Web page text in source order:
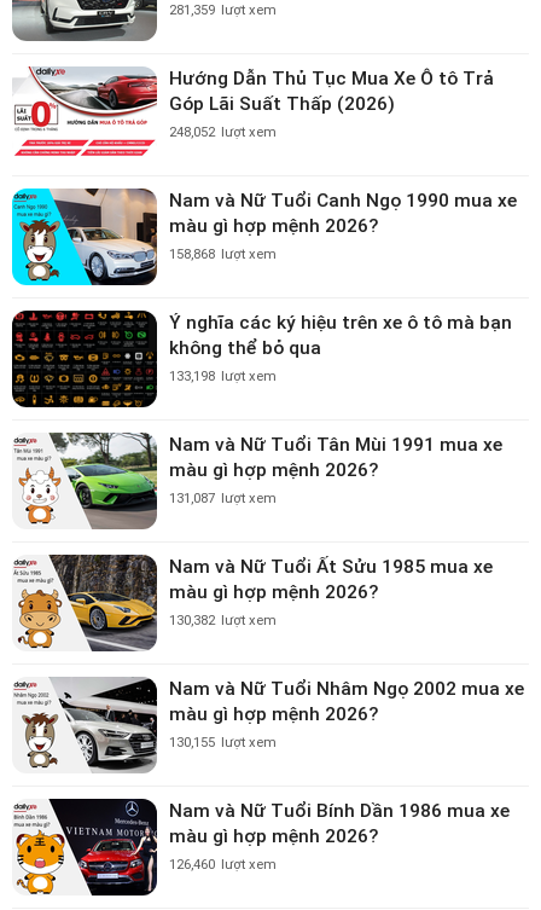
281,359 lượt xem
Hướng Dẫn Thủ Tục Mua Xe Ô tô Trả
Góp Lãi Suất Thấp (2026)
248,052 lượt xem
Nam và Nữ Tuổi Canh Ngọ 1990 mua xe
màu gì hợp mệnh 2026?
158,868 lượt xem
Ý nghĩa các ký hiệu trên xe ô tô mà bạn
không thể bỏ qua
133,198 lượt xem
Nam và Nữ Tuổi Tân Mùi 1991 mua xe
màu gì hợp mệnh 2026?
131,087 lượt xem
Nam và Nữ Tuổi Ất Sửu 1985 mua xe
màu gì hợp mệnh 2026?
130,382 lượt xem
Nam và Nữ Tuổi Nhâm Ngọ 2002 mua xe
màu gì hợp mệnh 2026?
130,155 lượt xem
Nam và Nữ Tuổi Bính Dần 1986 mua xe
màu gì hợp mệnh 2026?
126,460 lượt xem